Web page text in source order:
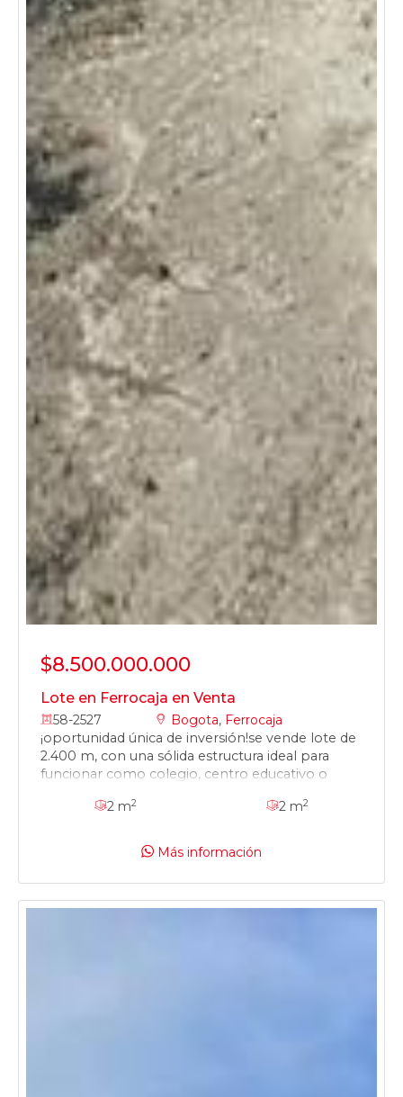
$8.500.000.000
Lote en Ferrocaja en Venta
58-2527 Bogota, Ferrocaja
¡oportunidad única de inversión!se vende lote de
2.400 m, con una sólida estructura ideal para
funcionar como colegio, centro educativo o
urbanístico para desarrollar proyectos de
para construir hasta 5 pisos de altura.ubicado en
lote es perfecto tanto para fines educativos
como para proyectos inmobiliarios.¡invierte hoy
2 m2 2 m2
Más información